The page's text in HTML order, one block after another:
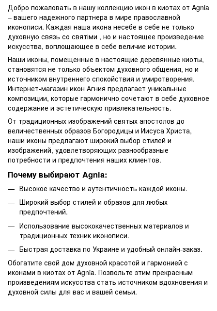
Добро пожаловать в нашу коллекцию икон в киотах от Agnia
– вашего надежного партнера в мире православной
иконописи. Каждая наша икона несебе в себе не только
духовную связь со святіми , но и настоящее произведение
искусства, воплощающее в себе величие истории.
Наши иконы, помещенные в настоящие деревянные киоты,
становятся не только объектом духовного общения, но и
источником внутреннего спокойствия и умиротворения.
Интернет-магазин икон Агния предлагает уникальные
композиции, которые гармонично сочетают в себе духовное
содержание и эстетическую привлекательность.
От традиционных изображений святых апостолов до
величественных образов Богородицы и Иисуса Христа,
наши иконы предлагают широкий выбор стилей и
изображений, удовлетворяющих разнообразные
потребности и предпочтения наших клиентов.
Почему выбирают Agnia:
Высокое качество и аутентичность каждой иконы.
Широкий выбор стилей и образов для любых
предпочтений.
Использование высококачественных материалов и
традиционных техник иконописи.
Быстрая доставка по Украине и удобный онлайн-заказ.
Обогатите свой дом духовной красотой и гармонией с
иконами в киотах от Agnia. Позвольте этим прекрасным
произведениям искусства стать источником вдохновения и
духовной силы для вас и вашей семьи.